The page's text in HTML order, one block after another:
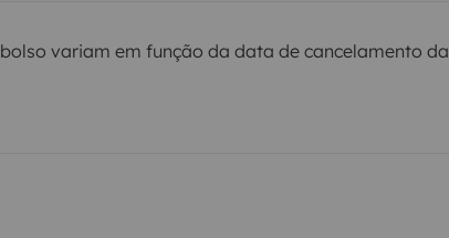
variam em função da data de cancelamento da